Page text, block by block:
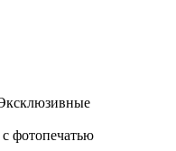
фотопечатью